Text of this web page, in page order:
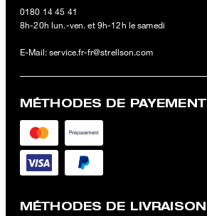
0180 14 45 41
8h-20h lun.-ven. et 9h-12h le samedi
E-Mail:service.fr-fr@strellson.com
MÉTHODES DE PAYEMENT
MÉTHODES DE LIVRAISON